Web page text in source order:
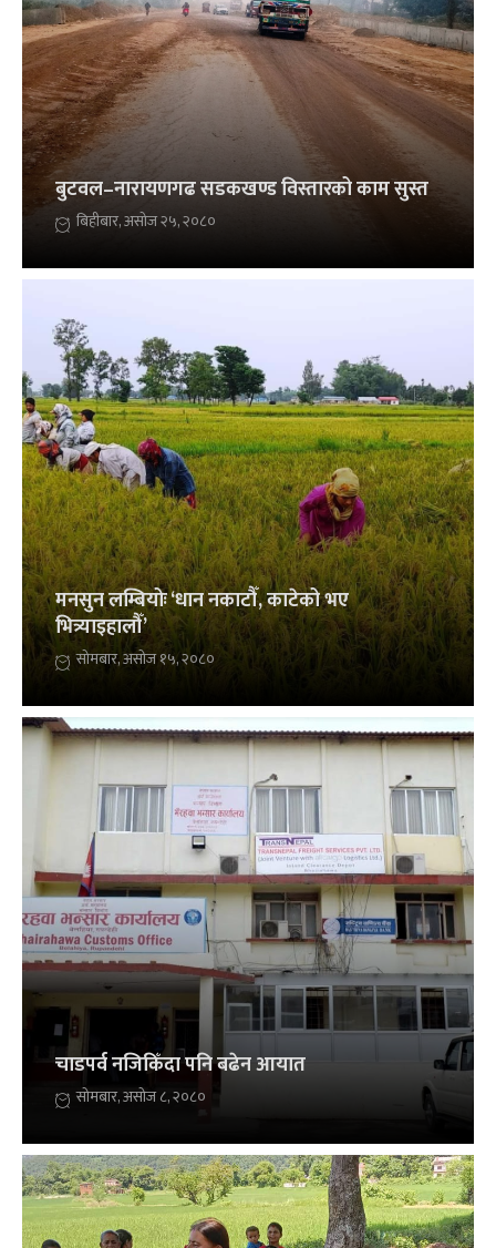
बुटवल–नारायणगढ सडकखण्ड विस्तारको काम सुस्त
बिहीबार, असोज २५, २०८०
मनसुन लम्बियोः ‘धान नकाटौँ, काटेको भए
भित्र्याइहालौँ’
सोमबार, असोज १५, २०८०
चाडपर्व नजिकिँदा पनि बढेन आयात
सोमबार, असोज ८, २०८०